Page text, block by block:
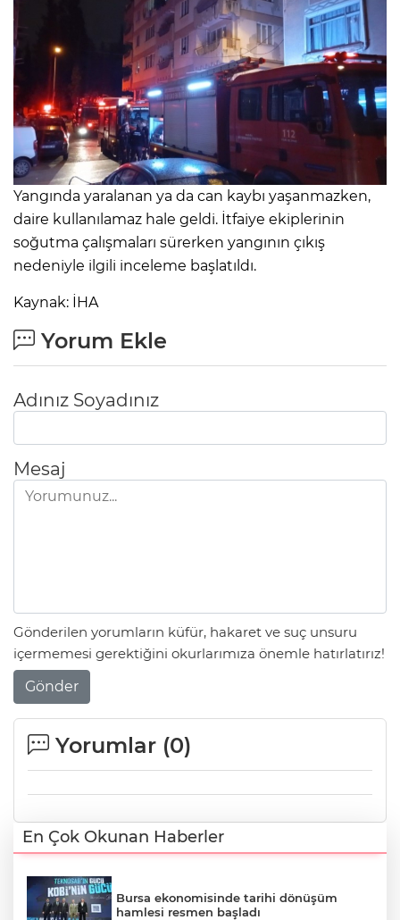
Yangında yaralanan ya da can kaybı yaşanmazken,
daire kullanılamaz hale geldi. İtfaiye ekiplerinin
soğutma çalışmaları sürerken yangının çıkış
nedeniyle ilgili inceleme başlatıldı.
Kaynak: İHA
Yorum Ekle
Adınız Soyadınız
Mesaj
Gönderilen yorumların küfür, hakaret ve suç unsuru
içermemesi gerektiğini okurlarımıza önemle hatırlatırız!
Gönder
Yorumlar (0)
En Çok Okunan Haberler
Bursa ekonomisinde tarihi dönüşüm
hamlesi resmen başladı